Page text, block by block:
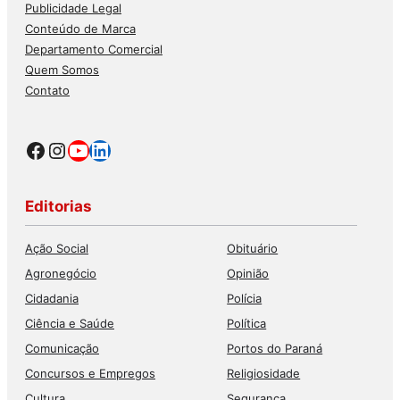
Publicidade Legal
Conteúdo de Marca
Departamento Comercial
Quem Somos
Contato
Facebook
Instagram
Youtube
LinkedIn
Editorias
Ação Social
Agronegócio
Cidadania
Ciência e Saúde
Comunicação
Concursos e Empregos
Obituário
Opinião
Polícia
Política
Portos do Paraná
Religiosidade